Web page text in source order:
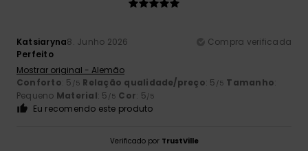
Katsiaryna8. Junho 2026
Compra verificada
Perfeito
Mostrar original - Alemão
Conforto: 5 /5 Relação qualidade/preço: 5 /5 Tamanho:
Pequeno Material: 5 /5 Cor: 5/5
Eu recomendo este produto
Verificado por TrustVille